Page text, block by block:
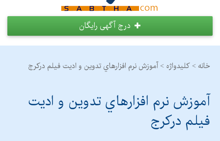
درج آگهی رایگان
خانه > کلیدواژه > آموزش نرم افزارهاي تدوين و اديت فيلم درکرج
آموزش نرم افزارهاي تدوين و اديت
فيلم درکرج